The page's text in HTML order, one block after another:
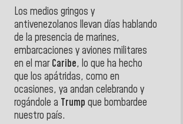
Los medios gringos y
antivenezolanos llevan días hablando
de la presencia de marines,
embarcaciones y aviones militares
en el marCaribe, lo que ha hecho
que los apátridas, como en
ocasiones, ya andan celebrando y
rogándole a Trump que bombardee
nuestro país.